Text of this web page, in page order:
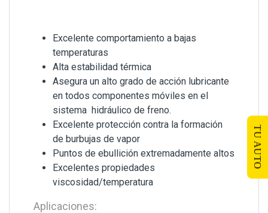
Excelente comportamiento a bajas
temperaturas
Alta estabilidad térmica
Asegura un alto grado de acción lubricante
en todos componentes móviles en el
sistema hidráulico de freno.
Excelente protección contra la formación
de burbujas de vapor
Puntos de ebullición extremadamente altos
Excelentes propiedades
viscosidad/temperatura
Aplicaciones:
TU AUTO